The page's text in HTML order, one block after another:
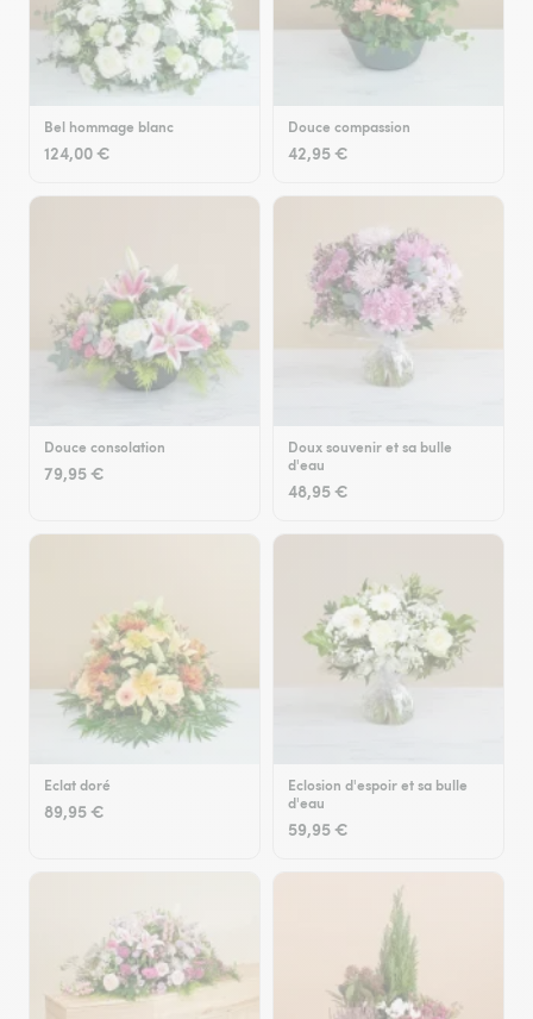
Bel hommage blanc
124,00 €
Douce compassion
42,95 €
Douce consolation
79,95 €
Doux souvenir et sa bulle
d'eau
48,95 €
Eclat doré
89,95 €
Eclosion d'espoir et sa bulle
d'eau
59,95 €